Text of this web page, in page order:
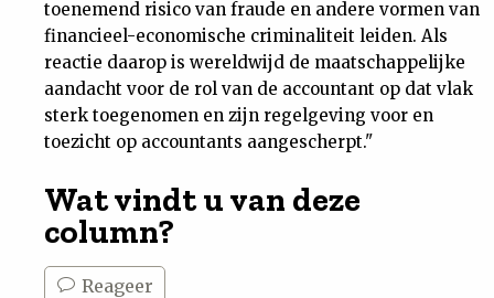
toenemend risico van fraude en andere vormen van
financieel-economische criminaliteit leiden. Als
reactie daarop is wereldwijd de maatschappelijke
aandacht voor de rol van de accountant op dat vlak
sterk toegenomen en zijn regelgeving voor en
toezicht op accountants aangescherpt."
Wat vindt u van deze
column?
Reageer